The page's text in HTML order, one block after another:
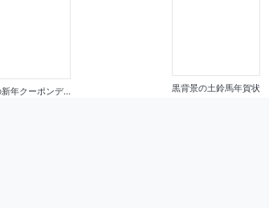
年クーポンデ... 黒背景の土鈴馬年賀状